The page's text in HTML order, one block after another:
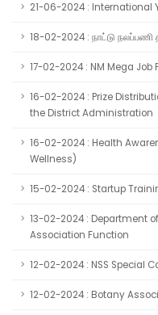
21-06-2024 : International
18-02-2024 : நாட்டு நலப்பணி
17-02-2024 : NM Mega Job
16-02-2024 : Prize
the District Administration
16-02-2024 : Health
Wellness)
15-02-2024 : Startup
13-02-2024 : Department
Association Function
12-02-2024 : NSS Special
12-02-2024 : Botany